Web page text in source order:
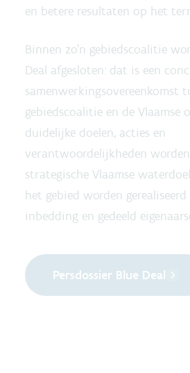
en betere resultaten op het
Binnen zo’n gebiedscoalitie
Deal afgesloten: dat is een
samenwerkingsovereenkomst
gebiedscoalitie en de Vlaamse
duidelijke doelen, acties en
verantwoordelijkheden
strategische Vlaamse
het gebied worden
inbedding en gedeeld
Persdossier Blue Deal